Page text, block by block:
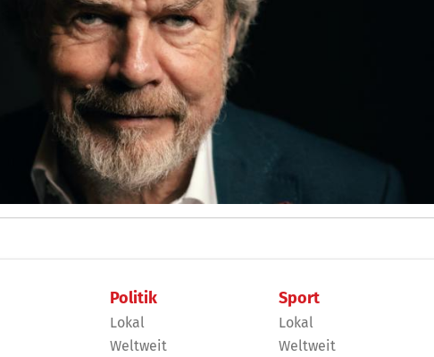
Politik
Lokal
Weltweit
Sport
Lokal
Weltweit